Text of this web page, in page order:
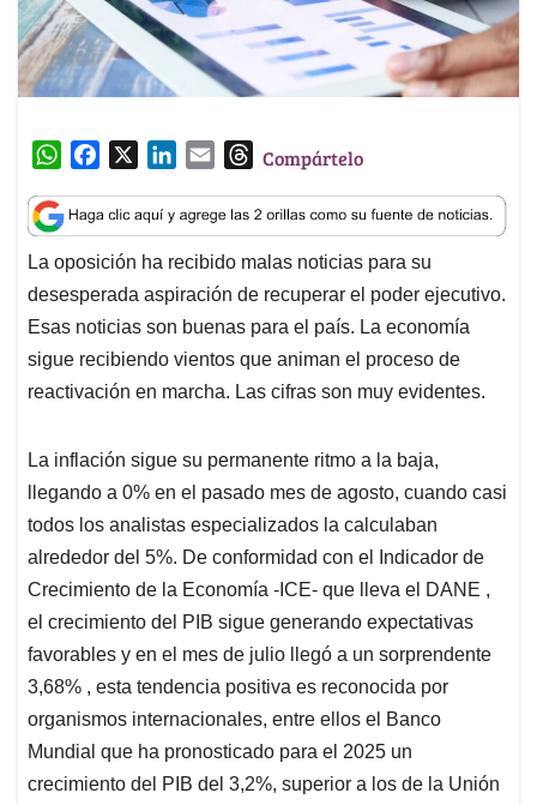
W
a
t
s
A
p
p
c
e
b
o
o
k
n
k
e
d
n
a
i
l
T
r
e
a
d
s
Compártelo
La oposición ha recibido malas noticias para su
desesperada aspiración de recuperar el poder ejecutivo.
Esas noticias son buenas para el país. La economía
sigue recibiendo vientos que animan el proceso de
reactivación en marcha. Las cifras son muy evidentes.
La inflación sigue su permanente ritmo a la baja,
llegando a 0% en el pasado mes de agosto, cuando casi
todos los analistas especializados la calculaban
alrededor del 5%. De conformidad con el Indicador de
Crecimiento de la Economía -ICE- que lleva el DANE ,
el crecimiento del PIB sigue generando expectativas
favorables y en el mes de julio llegó a un sorprendente
3,68% , esta tendencia positiva es reconocida por
organismos internacionales, entre ellos el Banco
Mundial que ha pronosticado para el 2025 un
crecimiento del PIB del 3,2%, superior a los de la Unión